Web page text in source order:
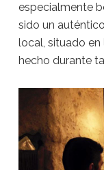
especialmente
sido un
local, situado en
hecho durante